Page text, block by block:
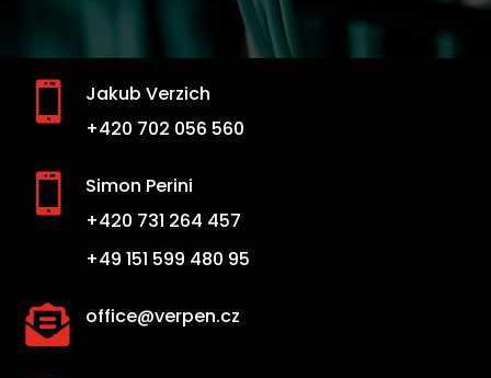

Jakub Verzich
+420 702 056 560

Simon Perini
+420 731 264 457
+49 151 599 480 95
 office@verpen.cz